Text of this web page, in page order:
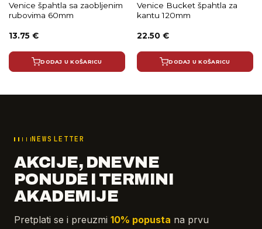
Venice špahtla sa zaobljenim
rubovima 60mm
13.75 €
DODAJ U KOŠARICU
Venice Bucket špahtla za
kantu 120mm
22.50 €
DODAJ U KOŠARICU
NEWSLETTER
AKCIJE, DNEVNE
PONUDE I TERMINI
AKADEMIJE
Pretplati se i preuzmi 10% popusta na prvu